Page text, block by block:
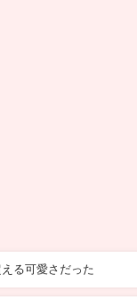
る可愛さだった